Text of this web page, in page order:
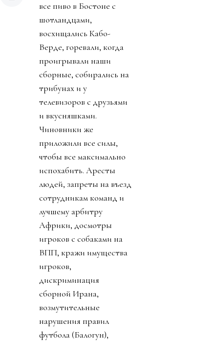
все пиво в Бостоне с
шотландцами,
восхищались Кабо-
Верде, горевали, когда
проигрывали наши
сборные, собирались на
трибунах и у
телевизоров с друзьями
и вкусняшками.
Чиновники же
приложили все силы,
чтобы все максимально
испохабить. Аресты
людей, запреты на въезд
сотрудникам команд и
лучшему арбитру
Африки, досмотры
игроков с собаками на
ВПП, кражи имущества
игроков,
дискриминация
сборной Ирана,
возмутительные
нарушения правил
футбола (Балогун),